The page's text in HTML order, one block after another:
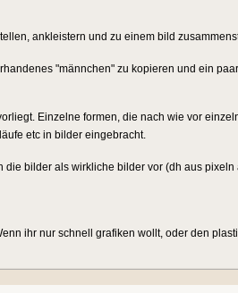
ankleistern und zu einem bild
"männchen" zu kopieren und ein
Einzelne formen, die nach wie vor
etc in bilder eingebracht.
bilder als wirkliche bilder vor (dh aus
ihr nur schnell grafiken wollt, oder den